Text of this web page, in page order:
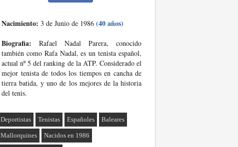
Nacimiento: 3 de Junio de 1986 (40 años)
Biografia: Rafael Nadal Parera, conocido
también como Rafa Nadal, es un tenista español,
actual nº 5 del ranking de la ATP. Considerado el
mejor tenista de todos los tiempos en cancha de
tierra batida, y uno de los mejores de la historia
del tenis.
Deportistas Tenistas Españoles Baleares
Mallorquines Nacidos en 1986